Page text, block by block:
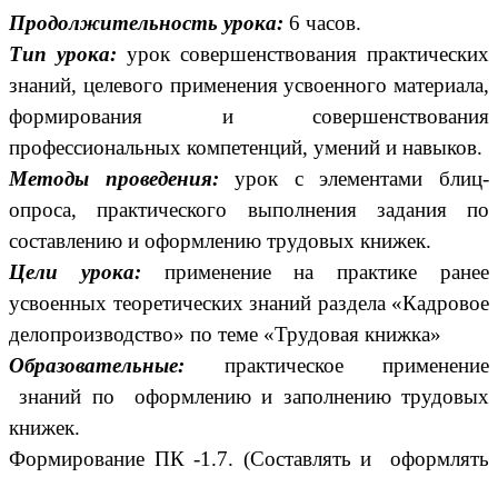
Продолжительность урока: 6 часов.
Тип урока: урок совершенствования практических
знаний, целевого применения усвоенного материала,
формирования и совершенствования
профессиональных компетенций, умений и навыков.
Методы проведения: урок с элементами блиц-
опроса, практического выполнения задания по
составлению и оформлению трудовых книжек.
Цели урока: применение на практике ранее
усвоенных теоретических знаний раздела «Кадровое
делопроизводство» по теме «Трудовая книжка»
Образовательные: практическое применение
знаний по оформлению и заполнению трудовых
книжек.
Формирование ПК -1.7. (Составлять и оформлять